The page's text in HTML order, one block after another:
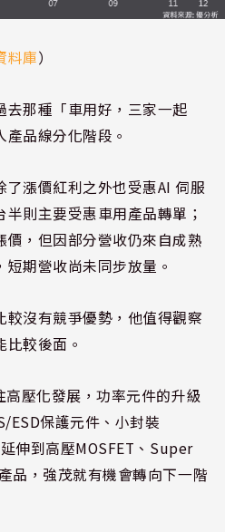
料庫）
那種「車用好，三家一起
品線分化階段。
了漲價紅利之外也受惠AI 伺服
則主要受惠車用產品轉單；
價，但因部分營收仍來自成熟
期營收尚未同步放量。
較沒有競爭優勢，他值得觀察
較後面。
壓化發展，功率元件的升級
ESD保護元件、小封裝
伸到高壓MOSFET、Super
品，強茂就有機會轉向下一階